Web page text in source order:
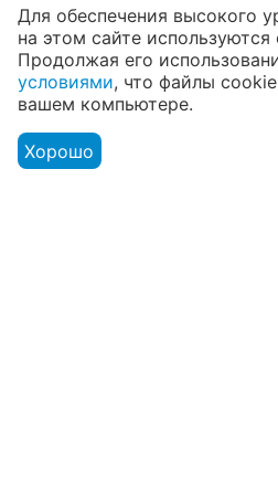
19 722₽
20 544₽ по
безналичному расчёту
3D камера ORBBEC
ASTRA PRO 3D CAMERA
REVISION 3.0
(OBAstraPro)
Код товара:
В наличии
Меню
Для обеспечения высокого
на этом сайте
Продолжая его
условиями, что файлы
вашем компьютере.
Хорошо